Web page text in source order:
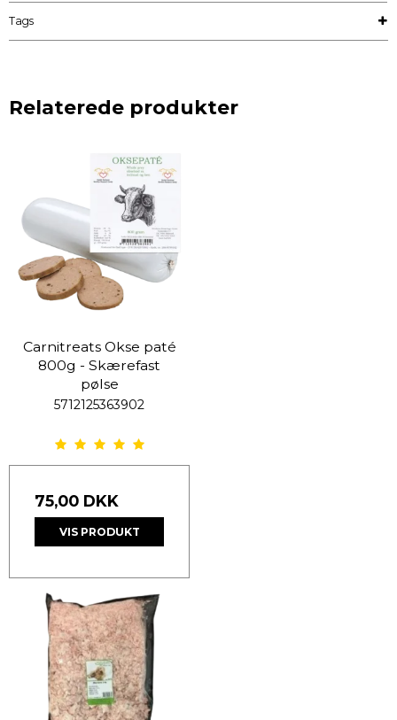
Tags
Relaterede produkter
Carnitreats Okse paté
800g - Skærefast
pølse
5712125363902
75,00 DKK
VIS PRODUKT